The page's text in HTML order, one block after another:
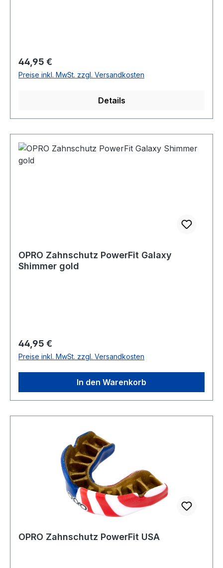
Regulärer Preis:
44,95 €
Preise inkl. MwSt. zzgl. Versandkosten
Details
OPRO Zahnschutz PowerFit Galaxy
Shimmer gold
Regulärer Preis:
44,95 €
Preise inkl. MwSt. zzgl. Versandkosten
In den Warenkorb
OPRO Zahnschutz PowerFit USA